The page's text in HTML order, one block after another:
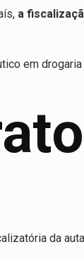
a
em drogaria
da